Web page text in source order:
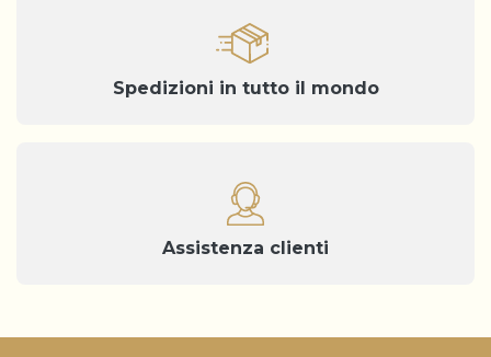
Spedizioni in tutto il mondo
Assistenza clienti